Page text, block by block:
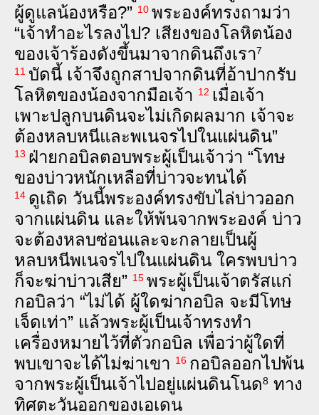
ผู้‍ดู‍แล​น้อง​หรือ?” 10 พระ‍องค์​ทรงถาม​ว่า
“เจ้า​ทำ​อะไร​ลง‍ไป? เสียง​ของ​โลหิต​น้อง​
ของ​เจ้า​ร้อง​ดัง​ขึ้น​มา​จาก​ดิน​ถึง​เรา7
11 บัด‍นี้ เจ้า​จึง​ถูก​สาป​จาก​ดิน​ที่​อ้า‍ปาก​รับ​
โลหิต​ของ​น้อง​จาก​มือ​เจ้า 12 เมื่อ​เจ้า​
เพาะ‍ปลูก​บน​ดิน​จะ​ไม่​เกิด‍ผล​มาก เจ้า​จะ​
ต้อง​หลบ‍หนี​และ​พเน‌จร​ไป​ใน​แผ่นดิน”
13 ฝ่าย​กอ‌บิล​ตอบพระ‍ผู้‍เป็น‍เจ้า​ว่า “โทษ​
ของ​บ่าว​หนัก​เหลือ​ที่​บ่าว​จะ​ทน​ได้
14 ดู‍เถิด วัน‍นี้​พระ‍องค์​ทรง​ขับ‍ไล่​บ่าว​ออก​
จาก​แผ่น‍ดิน และ​ให้​พ้น​จาก​พระ‍องค์ บ่าว​
จะ​ต้อง​หลบ‍ซ่อน​และ​จะ​กลาย​เป็น​ผู้​
หลบ‍หนี​พเน‌จร​ไป​ในแผ่น‍ดิน ใคร​พบ​บ่าว​
ก็​จะ​ฆ่า​บ่าว​เสีย” 15 พระ‍ผู้‍เป็น‍เจ้า​ตรัส​แก่​
กอ‌บิล​ว่า “ไม่‍ได้ ผู้​ใด​ฆ่า​กอ‌บิล จะ​มี​โทษ​
เจ็ด​เท่า” แล้ว​พระ‍ผู้‍เป็น‍เจ้า​ทรง​ทำ​
เครื่อง‍หมาย​ไว้​ที่​ตัว​กอ‌บิล เพื่อ​ว่า​ผู้​ใด​ที่​
พบ​เขา​จะ​ได้​ไม่​ฆ่า​เขา 16 กอ‌บิล​ออก​ไป​พ้น​
จาก​พระ‍ผู้‍เป็น‍เจ้า​ไป​อยู่​แผ่น‍ดิน​โนด8 ทาง​
ทิศ​ตะ‌วัน‍ออก​ของ​เอ‌เดน